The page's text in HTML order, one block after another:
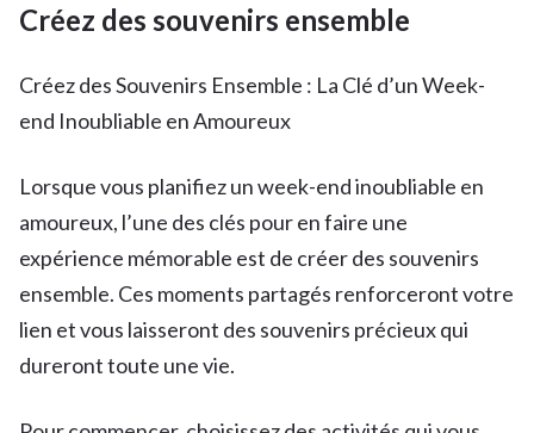
Créez des souvenirs ensemble
Créez des Souvenirs Ensemble : La Clé d’un Week-
end Inoubliable en Amoureux
Lorsque vous planifiez un week-end inoubliable en
amoureux, l’une des clés pour en faire une
expérience mémorable est de créer des souvenirs
ensemble. Ces moments partagés renforceront votre
lien et vous laisseront des souvenirs précieux qui
dureront toute une vie.